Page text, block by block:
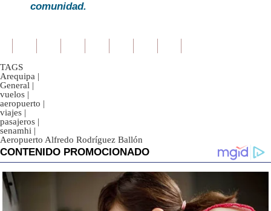
comunidad.
TAGS
Arequipa |
General |
vuelos |
aeropuerto |
viajes |
pasajeros |
senamhi |
Aeropuerto Alfredo Rodríguez Ballón